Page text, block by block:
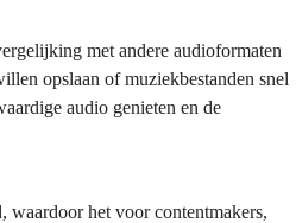
met andere audioformaten
opslaan of muziekbestanden snel
audio genieten en de
waardoor het voor contentmakers,